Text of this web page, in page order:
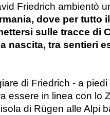
Friedrich ambientò
dove per tutto
sulle tracce di
nascita, tra sentieri
di Friedrich - a
essere in linea con lo
di Rügen alle Alpi